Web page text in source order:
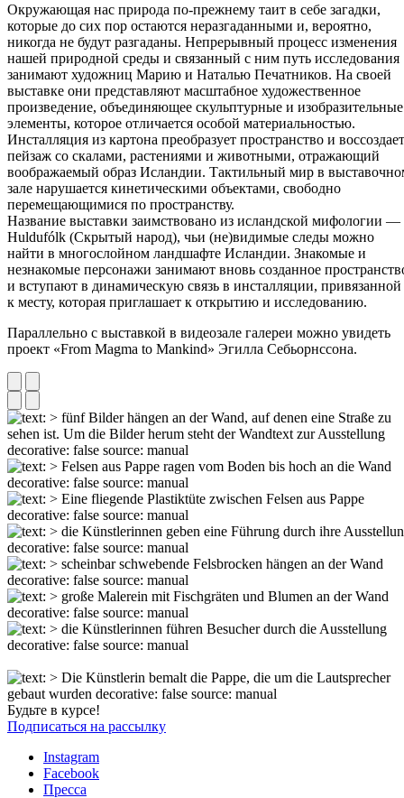
Окружающая нас природа по-прежнему таит в себе загадки,
которые до сих пор остаются неразгаданными и, вероятно,
никогда не будут разгаданы. Непрерывный процесс изменения
нашей природной среды и связанный с ним путь исследования
занимают художниц Марию и Наталью Печатников. На своей
выставке они представляют масштабное художественное
произведение, объединяющее скульптурные и изобразительные
элементы, которое отличается особой материальностью.
Инсталляция из картона преобразует пространство и воссоздает
пейзаж со скалами, растениями и животными, отражающий
воображаемый образ Исландии. Тактильный мир в
зале нарушается кинетическими объектами, свободно
перемещающимися по пространству.
Название выставки заимствовано из исландской мифологии —
Huldufólk (Скрытый народ), чьи (не)видимые следы можно
найти в многослойном ландшафте Исландии. Знакомые и
незнакомые персонажи занимают вновь созданное
и вступают в динамическую связь в инсталляции, привязанной
к месту, которая приглашает к открытию и исследованию.
Параллельно с выставкой в видеозале галереи можно увидеть
проект «From Magma to Mankind» Эгилла Себьорнссона.
Будьте в курсе!
Подписаться на рассылку
Instagram
Facebook
Пресса